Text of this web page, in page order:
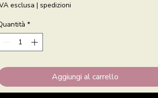
esclusa | spedizioni
*
Aggiungi al carrello